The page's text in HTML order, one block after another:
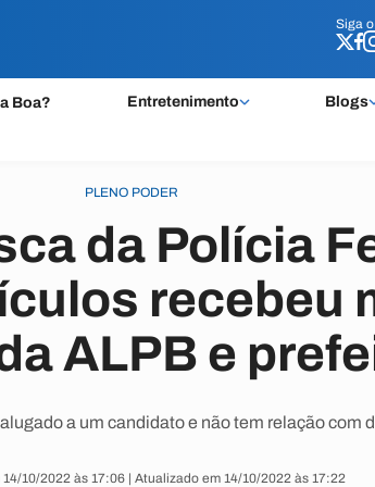
Siga o
Boa? Entretenimento Blogs
Siga o
PLENO PODER
da Polícia
recebeu
ALPB e
a um candidato e não tem relação com
10/2022 às 17:06 | Atualizado em 14/10/2022 às 17:22